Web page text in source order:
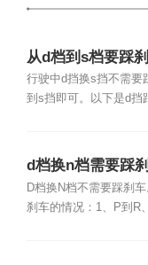
从d档到s档要踩
行驶中d挡换s挡不需要
到s挡即可。以下是d挡
d档换n档需要踩
D档换N档不需要踩刹
刹车的情况：1、P到R